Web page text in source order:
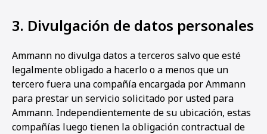
3. Divulgación de datos personales
Ammann no divulga datos a terceros salvo que esté
legalmente obligado a hacerlo o a menos que un
tercero fuera una compañía encargada por Ammann
para prestar un servicio solicitado por usted para
Ammann. Independientemente de su ubicación, estas
compañías luego tienen la obligación contractual de